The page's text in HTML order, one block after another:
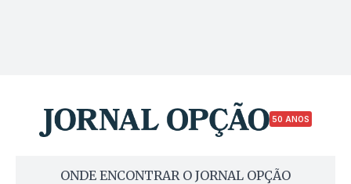
50 ANOS
ONDE ENCONTRAR O JORNAL OPÇÃO